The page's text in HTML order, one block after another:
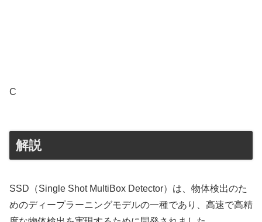
C
解説
SSD（Single Shot MultiBox Detector）は、物体検出のた
めのディープラーニングモデルの一種であり、高速で高精